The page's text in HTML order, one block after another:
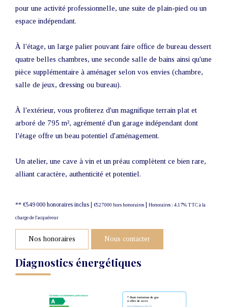
pour une activité professionnelle, une suite de plain-pied ou un
espace indépendant.
À l'étage, un large palier pouvant faire office de bureau dessert
quatre belles chambres, une seconde salle de bains ainsi qu'une
pièce supplémentaire à aménager selon vos envies (chambre,
salle de jeux, dressing ou bureau).
À l'extérieur, vous profiterez d'un magnifique terrain plat et
arboré de 795 m², agrémenté d'un garage indépendant dont
l'étage offre un beau potentiel d'aménagement.
Un atelier, une cave à vin et un préau complètent ce bien rare,
alliant caractère, authenticité et potentiel.
** €549 000 honoraires inclus | €527 000 hors honoraires | Honoraires : 4.17% TTC à la
charge de l'acquéreur
Nos honoraires Nous contacter
Diagnostics énergétiques